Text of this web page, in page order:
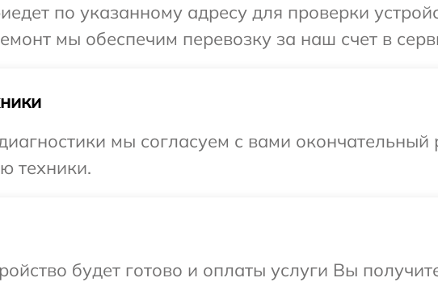
по указанному адресу для проверки
мы обеспечим перевозку за наш счет в
мы согласуем с вами окончательный
техники.
будет готово и оплаты услуги Вы